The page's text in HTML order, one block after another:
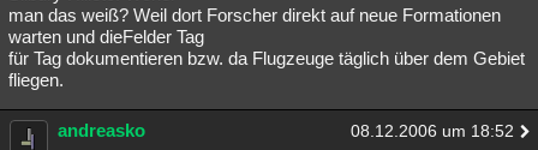
Philosophie Träume Orte Esoterik Literatur
Astronomie Helpdesk Gruppen Gaming Filme
Musik
man das weiß? Weil dort Forscher direkt auf neue Formationen
warten und dieFelder Tag
für Tag dokumentieren bzw. da Flugzeuge täglich über dem Gebiet
fliegen.
andreasko 08.12.2006 um 18:52